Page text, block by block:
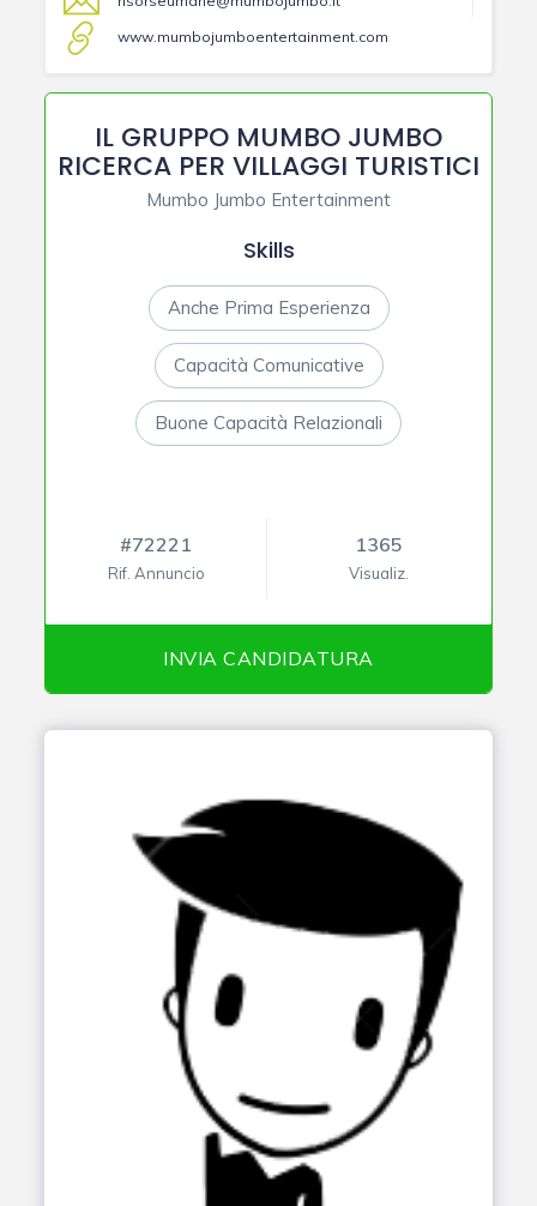
www.mumbojumboentertainment.com
IL GRUPPO MUMBO JUMBO
RICERCA PER VILLAGGI TURISTICI
Mumbo Jumbo Entertainment
Skills
Anche Prima Esperienza
Capacità Comunicative
Buone Capacità Relazionali
#72221
Rif. Annuncio
1365
Visualiz.
INVIA CANDIDATURA